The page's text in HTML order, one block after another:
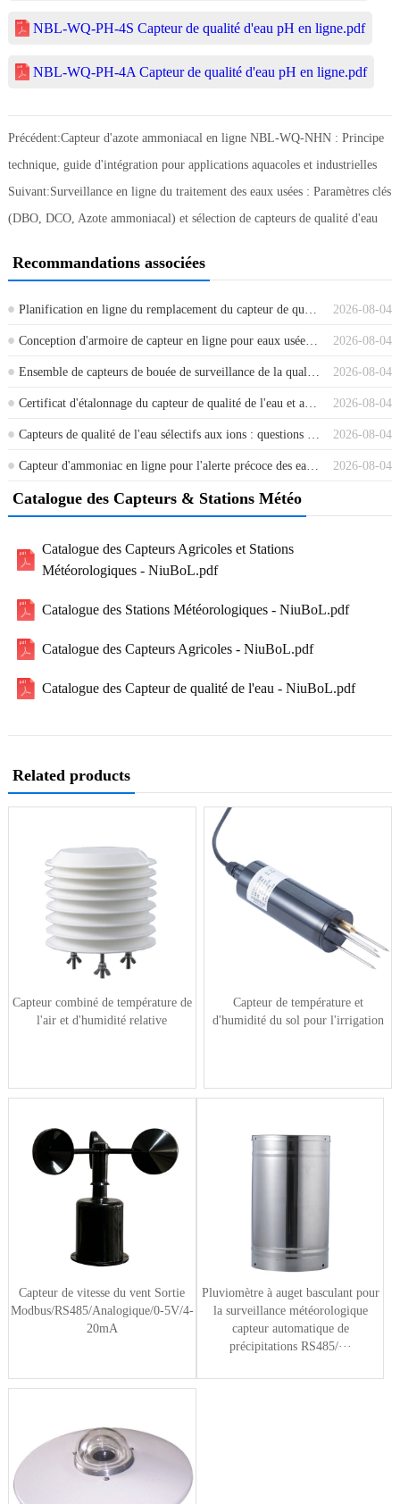
NBL-WQ-PH-4S Capteur de qualité d'eau pH en ligne.pdf
NBL-WQ-PH-4A Capteur de qualité d'eau pH en ligne.pdf
Précédent:Capteur d'azote ammoniacal en ligne NBL-WQ-NHN : Principe
technique, guide d'intégration pour applications aquacoles et industrielles
Suivant:Surveillance en ligne du traitement des eaux usées : Paramètres clés
(DBO, DCO, Azote ammoniacal) et sélection de capteurs de qualité d'eau
Recommandations associées
2026-08-04
Planification en ligne du remplacement du capteur de qualité de l'eau : quand réparer, recalibrer ou remplacer
2026-08-04
Conception d'armoire de capteur en ligne pour eaux usées : alimentation, bus RS485 et espace de maintenance
2026-08-04
Ensemble de capteurs de bouée de surveillance de la qualité de l'eau : entretien saisonnier et fiabilité des données
2026-08-04
Certificat d'étalonnage du capteur de qualité de l'eau et acceptation du site : ce que les acheteurs devraient exiger
2026-08-04
Capteurs de qualité de l'eau sélectifs aux ions : questions de maintenance que les acheteurs devraient poser avant de commander
2026-08-04
Capteur d'ammoniac en ligne pour l'alerte précoce des eaux de surface : placement, pH et température
Catalogue des Capteurs & Stations Météo
Catalogue des Capteurs Agricoles et Stations
Météorologiques - NiuBoL.pdf
Catalogue des Stations Météorologiques - NiuBoL.pdf
Catalogue des Capteurs Agricoles - NiuBoL.pdf
Catalogue des Capteur de qualité de l'eau - NiuBoL.pdf
Related products
Capteur combiné de température de
l'air et d'humidité relative
Capteur de température et
d'humidité du sol pour l'irrigation
Capteur de vitesse du vent Sortie
Modbus/RS485/Analogique/0-5V/4-
20mA
Pluviomètre à auget basculant pour
la surveillance météorologique
capteur automatique de
précipitations RS485/···